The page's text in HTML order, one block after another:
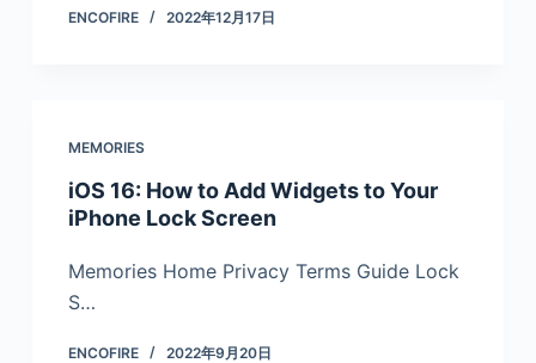
ENCOFIRE 2022年12月17日
MEMORIES
iOS 16: How to Add Widgets to Your
iPhone Lock Screen
Memories Home Privacy Terms Guide Lock
S…
ENCOFIRE 2022年9月20日